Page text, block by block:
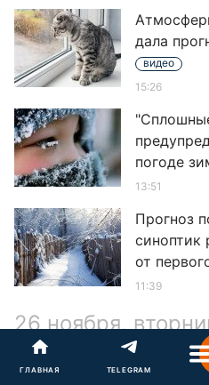
ГЛАВНАЯ TELEGRAM
дала
видео
15:26
погоде
13:51
Прогноз
синоптик
от
11:39
26 ноября,
Погода
ГЛАВНАЯ TELEGRAM